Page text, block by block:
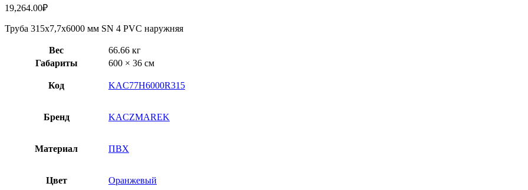
19,264.00₽
Труба 315х7,7х6000 мм SN 4 PVC наружняя
Вес
66.66 кг
Габариты
600 × 36 см
Код KAC77H6000R315
Бренд KACZMAREK
Материал ПВХ
Цвет Оранжевый